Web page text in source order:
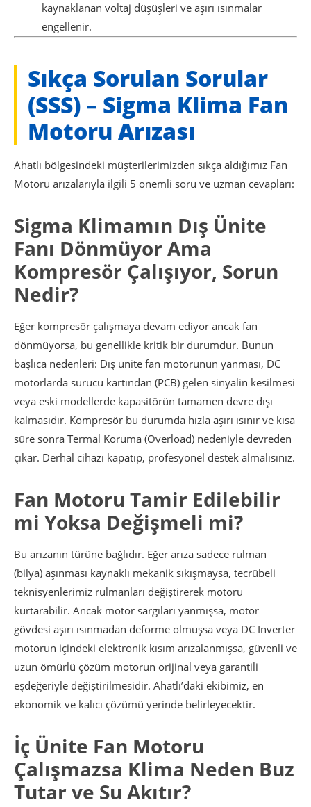
kaynaklanan voltaj düşüşleri ve aşırı ısınmalar
engellenir.
Sıkça Sorulan Sorular
(SSS) – Sigma Klima Fan
Motoru Arızası
Ahatlı bölgesindeki müşterilerimizden sıkça aldığımız Fan
Motoru arızalarıyla ilgili 5 önemli soru ve uzman cevapları:
Sigma Klimamın Dış Ünite
Fanı Dönmüyor Ama
Kompresör Çalışıyor, Sorun
Nedir?
Eğer kompresör çalışmaya devam ediyor ancak fan
dönmüyorsa, bu genellikle kritik bir durumdur. Bunun
başlıca nedenleri: Dış ünite fan motorunun yanması, DC
motorlarda sürücü kartından (PCB) gelen sinyalin kesilmesi
veya eski modellerde kapasitörün tamamen devre dışı
kalmasıdır. Kompresör bu durumda hızla aşırı ısınır ve kısa
süre sonra Termal Koruma (Overload) nedeniyle devreden
çıkar. Derhal cihazı kapatıp, profesyonel destek almalısınız.
Fan Motoru Tamir Edilebilir
mi Yoksa Değişmeli mi?
Bu arızanın türüne bağlıdır. Eğer arıza sadece rulman
(bilya) aşınması kaynaklı mekanik sıkışmaysa, tecrübeli
teknisyenlerimiz rulmanları değiştirerek motoru
kurtarabilir. Ancak motor sargıları yanmışsa, motor
gövdesi aşırı ısınmadan deforme olmuşsa veya DC Inverter
motorun içindeki elektronik kısım arızalanmışsa, güvenli ve
uzun ömürlü çözüm motorun orijinal veya garantili
eşdeğeriyle değiştirilmesidir. Ahatlı’daki ekibimiz, en
ekonomik ve kalıcı çözümü yerinde belirleyecektir.
İç Ünite Fan Motoru
Çalışmazsa Klima Neden Buz
Tutar ve Su Akıtır?